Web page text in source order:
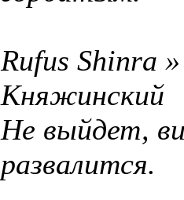
Rufus Shinra
Княжинский
Не выйдет,
развалится.